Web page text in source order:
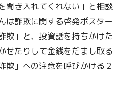
聞き入れてくれない」と相談
は詐欺に関する啓発ポスター
欺」と、投資話を持ちかけた
せたりして金銭をだまし取る
欺」への注意を呼びかける２